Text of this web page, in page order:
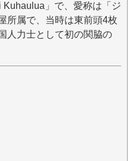
Kuhaulua」で、愛称は「ジ
所属で、当時は東前頭4枚
人力士として初の関脇の